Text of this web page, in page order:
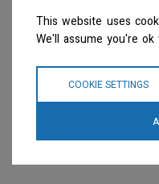
This website uses
We'll assume you're
COOKIE SETTINGS